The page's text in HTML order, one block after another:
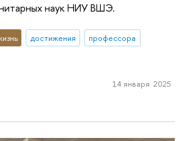
наук НИУ ВШЭ.
достижения
профессора
14 января 2025